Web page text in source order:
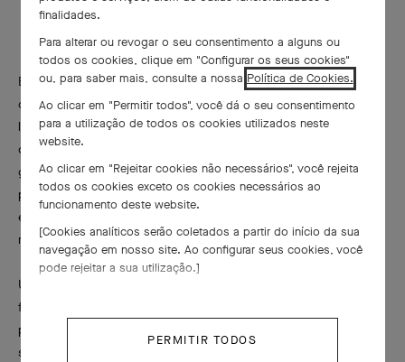
Em uma verdadeira homenagem aos pendentes coloridos
desenhados pela Van Cleef & Arpels na década de 1970, doze
longos colares são adornados com motivos em ambos os lados,
como um verdadeiro quadro tridimensional. Em um aspecto
gráfico que lembra as composições Art Déco, animais e
personagens são retratados em relevo em primeiro plano,
enquanto os elementos evocando fogo, ar, água ou terra são
representados em segundo plano.
Uma seleção de pedras ornamentais dá o toque final ao plano de
fundo desses quadros em relevo. Escolhidas individualmente
por suas características estéticas, a rica diversidade de pedras
se une para formar conjuntos de cores harmoniosas para cada
finalidades.
Para alterar ou revogar o seu consentimento a alguns ou
todos os cookies, clique em "Configurar os seus cookies"
ou, para saber mais, consulte a nossa Política de Cookies.
Ao clicar em "Permitir todos", você dá o seu consentimento
para a utilização de todos os cookies utilizados neste
website.
Ao clicar em "Rejeitar cookies não necessários", você rejeita
todos os cookies exceto os cookies necessários ao
funcionamento deste website.
[Cookies analíticos serão coletados a partir do início da sua
navegação em nosso site. Ao configurar seus cookies, você
pode rejeitar a sua utilização.]
PERMITIR TODOS